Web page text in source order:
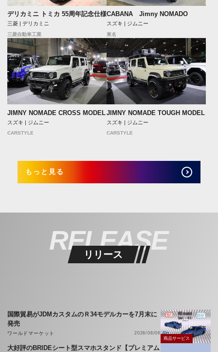
デリカミニ トミカ 55周年記念仕様
三菱 | デリカミニ
三菱自動車工業
CABANA Jimny NOMADO
スズキ | ジムニー
東名
JIMNY NOMADE CROSS MODEL
スズキ | ジムニー
CARSTYLE
JIMNY NOMADE TOUGH MODEL
スズキ | ジムニー
CARSTYLE
もっと見る
RELEASE
リリース
国際貿易がJDMカスタムのＲ34モデルカーを7月末に
発売
ワールドマーケット
2026/08/06
商品サービス
大好評のBRIDEシート型スマホスタンド【プレミアム